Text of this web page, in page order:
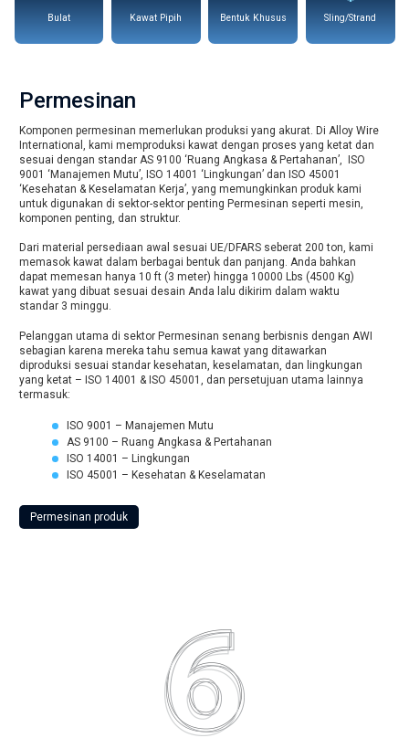
Bulat Kawat Pipih Bentuk Khusus Sling/Strand
Permesinan
Komponen permesinan memerlukan produksi yang akurat. Di Alloy Wire
International, kami memproduksi kawat dengan proses yang ketat dan
sesuai dengan standar AS 9100 ‘Ruang Angkasa & Pertahanan’, ISO
9001 ‘Manajemen Mutu’, ISO 14001 ‘Lingkungan’ dan ISO 45001
‘Kesehatan & Keselamatan Kerja’, yang memungkinkan produk kami
untuk digunakan di sektor-sektor penting Permesinan seperti mesin,
komponen penting, dan struktur.
Dari material persediaan awal sesuai UE/DFARS seberat 200 ton, kami
memasok kawat dalam berbagai bentuk dan panjang. Anda bahkan
dapat memesan hanya 10 ft (3 meter) hingga 10000 Lbs (4500 Kg)
kawat yang dibuat sesuai desain Anda lalu dikirim dalam waktu
standar 3 minggu.
Pelanggan utama di sektor Permesinan senang berbisnis dengan AWI
sebagian karena mereka tahu semua kawat yang ditawarkan
diproduksi sesuai standar kesehatan, keselamatan, dan lingkungan
yang ketat – ISO 14001 & ISO 45001, dan persetujuan utama lainnya
termasuk:
ISO 9001 – Manajemen Mutu
AS 9100 – Ruang Angkasa & Pertahanan
ISO 14001 – Lingkungan
ISO 45001 – Kesehatan & Keselamatan
Permesinan produk